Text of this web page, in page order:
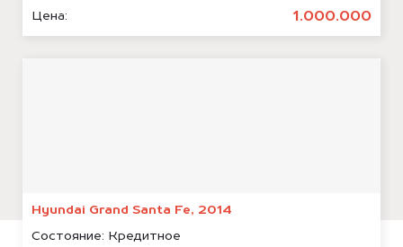
Цена: 1.000.000
Hyundai Grand Santa Fe, 2014
Состояние: Кредитное